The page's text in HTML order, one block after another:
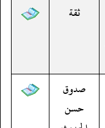
ثقة
صدوق
حسن